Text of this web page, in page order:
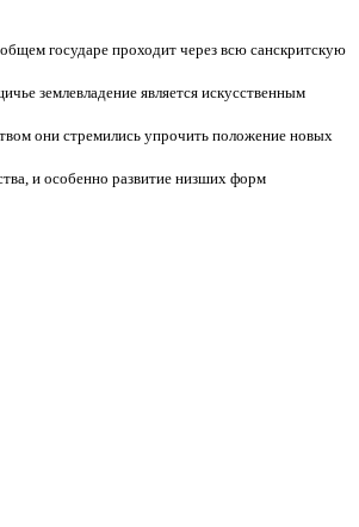
государе проходит через всю санскритскую
землевладение является искусственным
они стремились упрочить положение новых
и особенно развитие низших форм